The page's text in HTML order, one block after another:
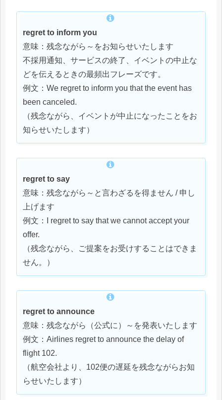
regret to inform you
意味：残念ながら～をお知らせいたします
不採用通知、サービスの終了、イベントの中止な
どを伝えるときの最頻出フレーズです。
例文：We regret to inform you that the event has
been canceled.
（残念ながら、イベントが中止になったことをお
知らせいたします）
regret to say
意味：残念ながら～と言わざるを得ません / 申し
上げます
例文：I regret to say that we cannot accept your
offer.
（残念ながら、ご提案をお受けすることはできま
せん。）
regret to announce
意味：残念ながら（公式に）～を発表いたします
例文：Airlines regret to announce the delay of
flight 102.
（航空会社より、102便の遅延を残念ながらお知
らせいたします）